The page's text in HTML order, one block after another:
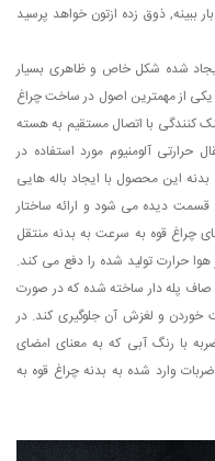
ببینه, ذوق زده ازتون خواهد پرسید
ایجاد شده شکل خاص و ظاهری بسیار
از مهمترین اصول در ساخت چراغ
کنندگی با اتصال مستقیم به هسته
حرارتی آلومنیوم مورد استفاده در
این محصول با ایجاد باله هایی
دیده می شود و ارائه ساختار
چراغ قوه به سرعت به بدنه منتقل
حرارت تولید شده را دفع می کند.
پله دار ساخته شده که در صورت
و لغزش آن جلوگیری کند. در
با رنگ آبی که به معنای امضای
وارد شده به بدنه چراغ قوه به